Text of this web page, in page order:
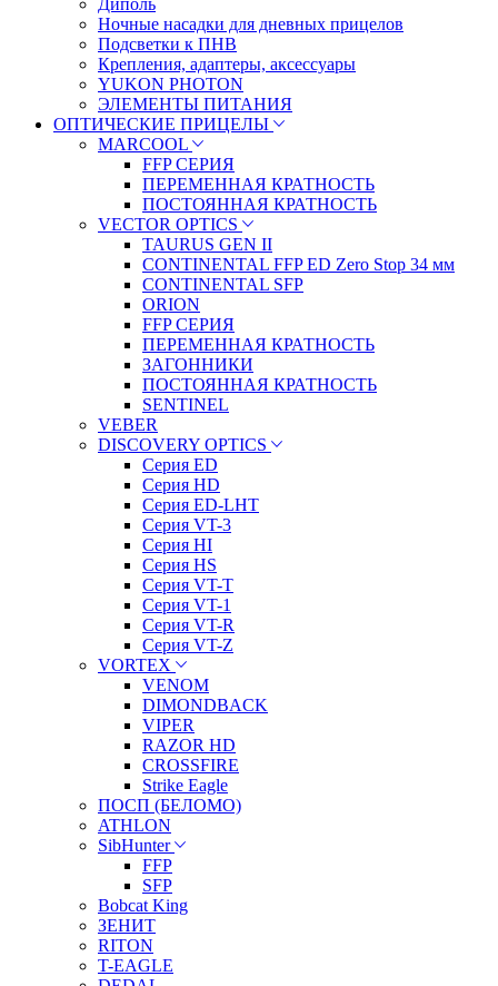
Ночные насадки для дневных прицелов
Подсветки к ПНВ
Крепления, адаптеры, аксессуары
YUKON PHOTON
ЭЛЕМЕНТЫ ПИТАНИЯ
ОПТИЧЕСКИЕ ПРИЦЕЛЫ
MARCOOL
FFP СЕРИЯ
ПЕРЕМЕННАЯ КРАТНОСТЬ
ПОСТОЯННАЯ КРАТНОСТЬ
VECTOR OPTICS
TAURUS GEN II
CONTINENTAL FFP ED Zero Stop 34 мм
CONTINENTAL SFP
ORION
FFP СЕРИЯ
ПЕРЕМЕННАЯ КРАТНОСТЬ
ЗАГОННИКИ
ПОСТОЯННАЯ КРАТНОСТЬ
SENTINEL
VEBER
DISCOVERY OPTICS
Серия ED
Серия HD
Серия ED-LHT
Серия VT-3
Серия HI
Серия HS
Серия VT-T
Серия VT-1
Серия VT-R
Серия VT-Z
VORTEX
VENOM
DIMONDBACK
VIPER
RAZOR HD
CROSSFIRE
Strike Eagle
ПОСП (БЕЛОМО)
ATHLON
SibHunter
FFP
SFP
Bobcat King
ЗЕНИТ
RITON
T-EAGLE